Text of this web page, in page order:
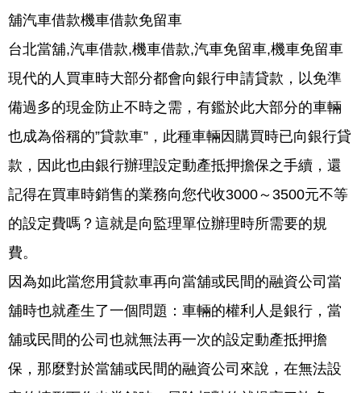
舖汽車借款機車借款免留車
台北當舖,汽車借款,機車借款,汽車免留車,機車免留車
現代的人買車時大部分都會向銀行申請貸款，以免準
備過多的現金防止不時之需，有鑑於此大部分的車輛
也成為俗稱的”貸款車”，此種車輛因購買時已向銀行貸
款，因此也由銀行辦理設定動產抵押擔保之手續，還
記得在買車時銷售的業務向您代收3000～3500元不等
的設定費嗎？這就是向監理單位辦理時所需要的規
費。
因為如此當您用貸款車再向當舖或民間的融資公司當
舖時也就產生了一個問題：車輛的權利人是銀行，當
舖或民間的公司也就無法再一次的設定動產抵押擔
保，那麼對於當舖或民間的融資公司來說，在無法設